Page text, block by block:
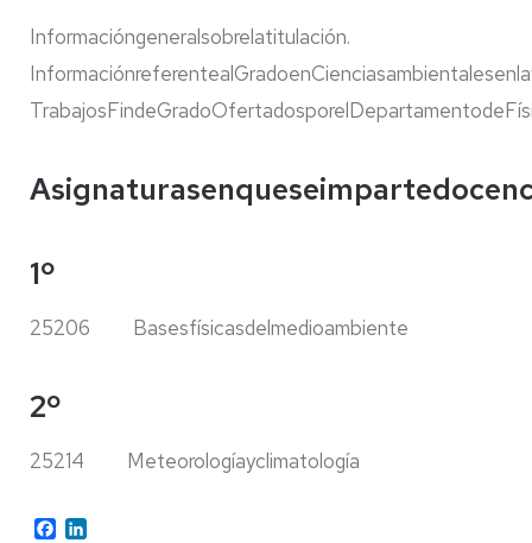
Informacióngeneralsobrelatitulación.
Informaciónreferenteal
1º
25206 Basesfísicasdelmedioambiente
2º
25214 Meteorologíayclimatología
Facebook